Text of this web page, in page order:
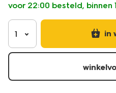
keukendoeken-
bruin-
-4-
stuks-
voor 22:00 besteld, binnen
1 in